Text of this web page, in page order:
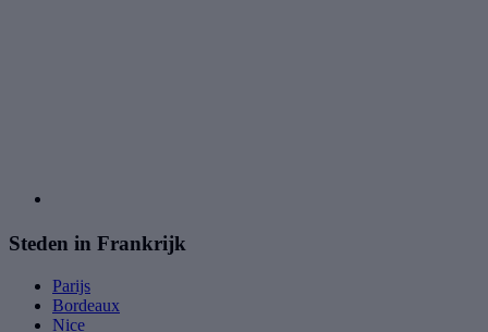
Steden in Frankrijk
Parijs
Bordeaux
Nice